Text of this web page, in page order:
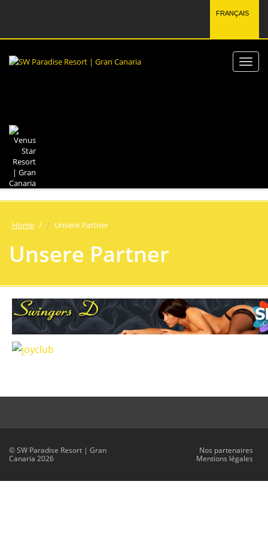
FRANÇAIS
Home / Unsere Partner
Unsere Partner
© SW Paradise Resort | Gran
Canaria 2026
Nos partenaires
Mentions légales